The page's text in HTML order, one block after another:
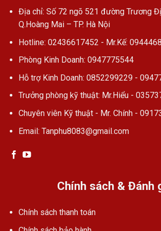
Địa chỉ: Số 72 ngõ 521 đường Trương
Q.Hoàng Mai – TP. Hà Nội
Hotline: 02436617452 - Mr.Kế:
Phòng Kinh Doanh: 0947775544
Hỗ trợ Kinh Doanh: 0852299229 -
Trưởng phòng kỹ thuật: Mr.Hiểu -
Chuyên viên Kỹ thuật - Mr. Chính -
Email: Tanphu8083@gmail.com
Chính sách & Đánh
Chính sách thanh toán